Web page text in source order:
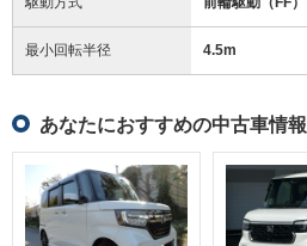
最小回転半径 4.5m
あなたにおすすめの中古車情報